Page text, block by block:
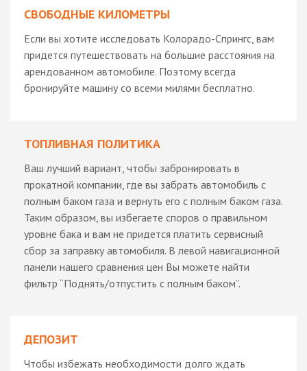
СВОБОДНЫЕ КИЛОМЕТРЫ
Если вы хотите исследовать Колорадо-Спрингс, вам
придется путешествовать на большие расстояния на
арендованном автомобиле. Поэтому всегда
бронируйте машину со всеми милями бесплатно.
ТОПЛИВНАЯ ПОЛИТИКА
Ваш лучший вариант, чтобы забронировать в
прокатной компании, где вы забрать автомобиль с
полным баком газа и вернуть его с полным баком газа.
Таким образом, вы избегаете споров о правильном
уровне бака и вам не придется платить сервисный
сбор за заправку автомобиля. В левой навигационной
панели нашего сравнения цен Вы можете найти
фильтр “Поднять/отпустить с полным баком”.
ДЕПОЗИТ
Чтобы избежать необходимости долго ждать